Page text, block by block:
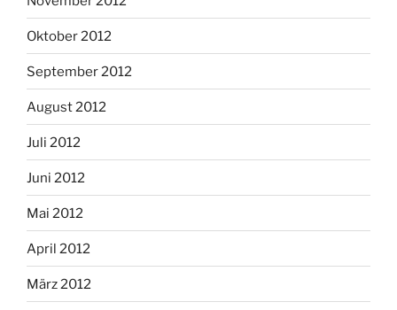
Oktober 2012
September 2012
August 2012
Juli 2012
Juni 2012
Mai 2012
April 2012
März 2012